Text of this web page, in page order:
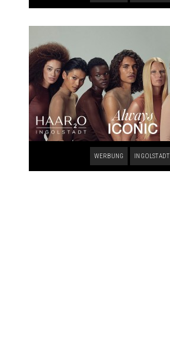
WERBUNG INGOLSTADT